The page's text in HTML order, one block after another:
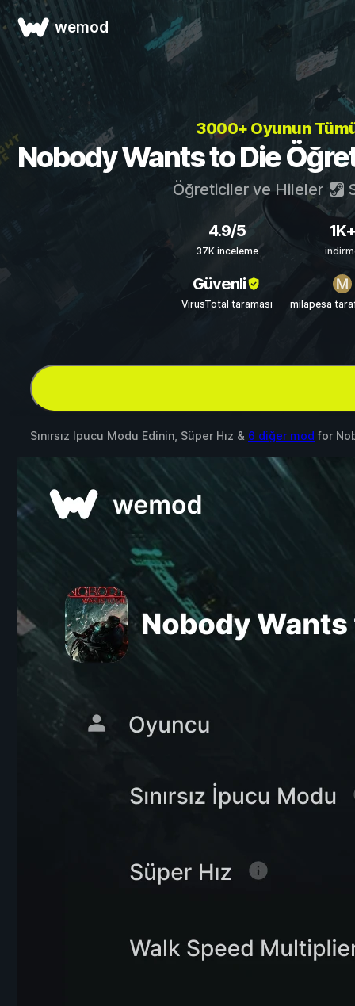
wemod
3000+ Oyunun
Nobody Wants to Die
Öğreticiler ve Hileler
4.9/5
37K inceleme
1K+
Güvenli
VirusTotal taraması milapesa
Sınırsız İpucu Modu Edinin, Süper Hız & 6 diğer mod for